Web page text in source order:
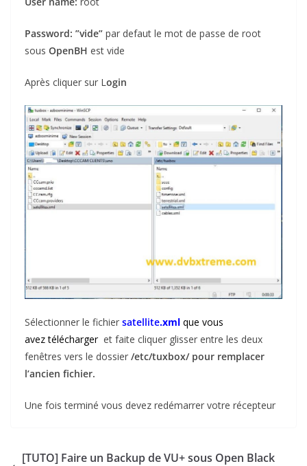
Password: ”vide” par defaut le mot de passe de root
sous OpenBH est vide
Après cliquer sur L ogin
Sélectionner le fichier satellite.xml que vous
avez télécharger et faite cliquer glisser entre les deux
fenêtres vers le dossier /etc/tuxbox/ pour remplacer
l’ancien fichier.
Une fois terminé vous devez redémarrer votre récepteur
[TUTO] Faire un Backup de VU+ sous Open Black